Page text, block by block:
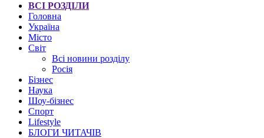
ВСІ РОЗДІЛИ
Головна
Україна
Місто
Світ
Всі новини розділу
Росія
Бізнес
Наука
Шоу-бізнес
Спорт
Lifestyle
БЛОГИ ЧИТАЧІВ